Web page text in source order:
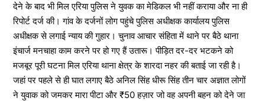
देने के बाद भी मिल एरिया पुलिस ने युवक का मेडिकल भी नहीं कराया और ना ही
रिपोर्ट दर्ज की। गांव के दर्जनों लोग पहुंचे पुलिस अधीक्षक कार्यालय पुलिस
अधीक्षक से लगाई न्याय की गुहार। चुनाव आचार संहिता में थाने पर बैठे थाना
इंचार्ज मनचाहा काम करने पर हो गए हैं उतारू। पीड़ित दर-दर भटकने को
मजबूर पूरी घटना मिल एरिया थाना क्षेत्र के शारदा नहर की बताई जा रही है।
जहां पर पहले से ही घात लगाए बैठे अनिल सिंह धीरू सिंह तीन चार अज्ञात लोगों
ने युवाक को जमकर मारा पीटा और ₹50 हज़ार जो वह अपनी बहन को देने जा